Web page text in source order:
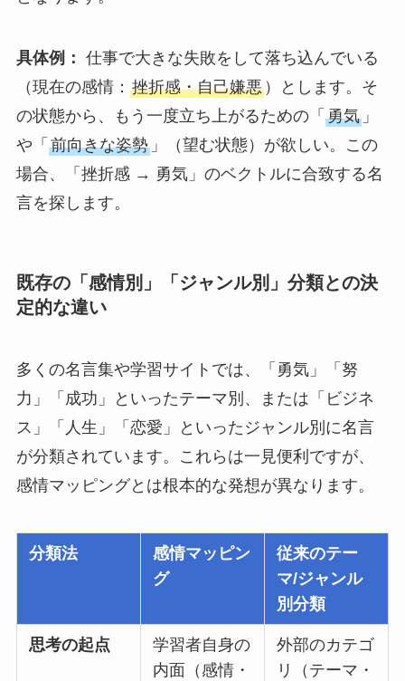
具体例： 仕事で大きな失敗をして落ち込んでいる
（現在の感情： 挫折感・自己嫌悪）とします。そ
の状態から、もう一度立ち上がるための「 勇気」
や「 前向きな姿勢」（望む状態）が欲しい。この
場合、「挫折感 → 勇気」のベクトルに合致する名
言を探します。
既存の「感情別」「ジャンル別」分類との決
定的な違い
多くの名言集や学習サイトでは、「勇気」「努
力」「成功」といったテーマ別、または「ビジネ
ス」「人生」「恋愛」といったジャンル別に名言
が分類されています。これらは一見便利ですが、
感情マッピングとは根本的な発想が異なります。
分類法
感情マッピン
グ
従来のテー
マ/ジャンル
別分類
思考の起点
学習者自身の
内面（感情・
外部のカテゴ
リ（テーマ・